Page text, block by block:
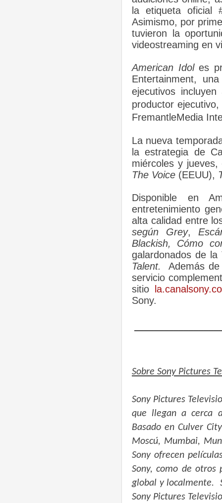
la etiqueta oficial
Asimismo, por
tuvieron la
videostreaming en
American Idoles
Entertainment,
ejecutivos
productor
FremantleMedia
La nueva
la estrategia de
miércoles y
The Voice (EEUU),
Disponible en
entretenimiento
alta calidad entre
según Grey,
Blackish, Cómo
galardonados de
Talent.
Además de
servicio
sitio
Sony.
Sobre Sony Pictures
Sony Pictures
que llegan a cerca
Basado en Culver
Moscú, Mumbai,
Sony ofrecen
Sony, como de otros
global y localmente.
Sony Pictures